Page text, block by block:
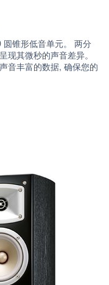
锥形低音单元。 两分
现其微秒的声音差异。
音丰富的数据, 确保您的